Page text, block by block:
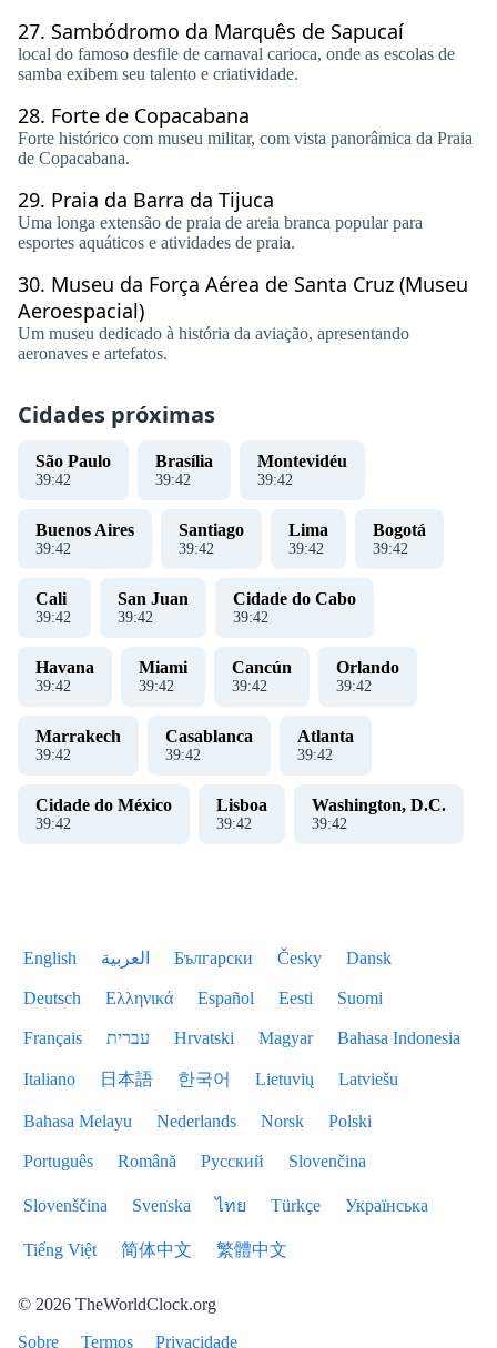
27. Sambódromo da Marquês de Sapucaí
local do famoso desfile de carnaval carioca, onde as escolas de
samba exibem seu talento e criatividade.
28. Forte de Copacabana
Forte histórico com museu militar, com vista panorâmica da Praia
de Copacabana.
29. Praia da Barra da Tijuca
Uma longa extensão de praia de areia branca popular para
esportes aquáticos e atividades de praia.
30. Museu da Força Aérea de Santa Cruz (Museu
Aeroespacial)
Um museu dedicado à história da aviação, apresentando
aeronaves e artefatos.
Cidades próximas
São Paulo
39:42
Brasília
39:42
Montevidéu
39:42
Buenos Aires
39:42
Santiago
39:42
Lima
39:42
Bogotá
39:42
Cali
39:42
San Juan
39:42
Cidade do Cabo
39:42
Havana
39:42
Miami
39:42
Cancún
39:42
Orlando
39:42
Marrakech
39:42
Casablanca
39:42
Atlanta
39:42
Cidade do México
39:42
Lisboa
39:42
Washington, D.C.
39:42
English العربية Български Česky Dansk
Deutsch Ελληνικά Español Eesti Suomi
Français עברית Hrvatski Magyar Bahasa Indonesia
Italiano 日本語 한국어 Lietuvių Latviešu
Bahasa Melayu Nederlands Norsk Polski
Português Română Русский Slovenčina
Slovenščina Svenska ไทย Türkçe Українська
Tiếng Việt 简体中文 繁體中文
© 2026 TheWorldClock.org
Sobre
Termos Privacidade